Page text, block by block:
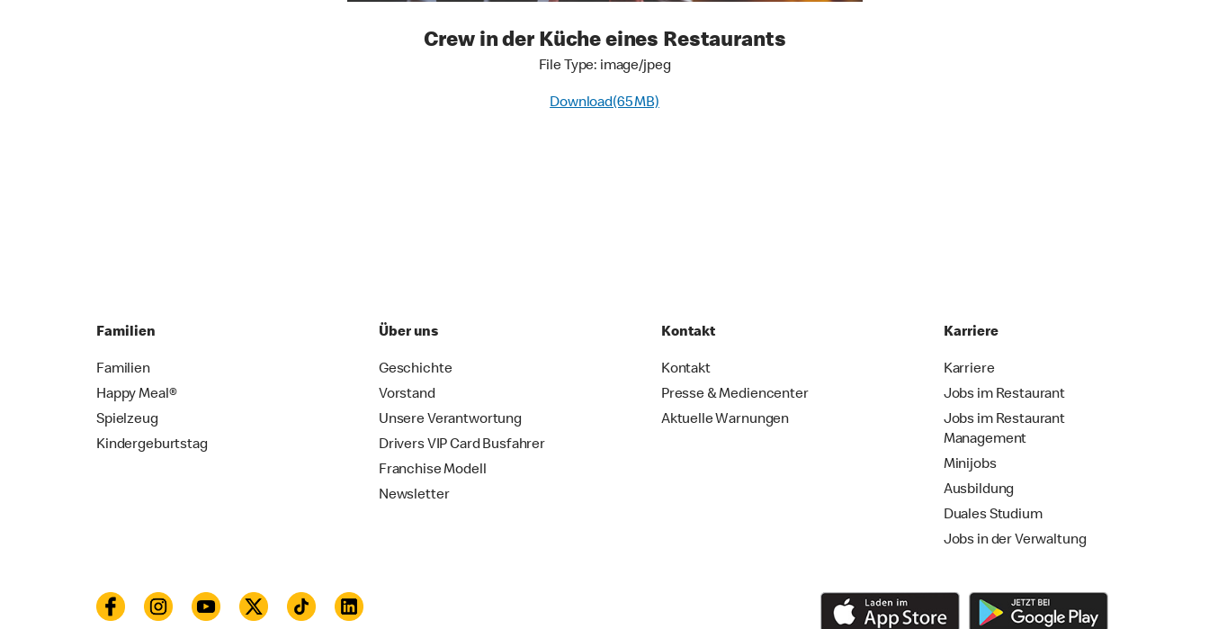
Crew in der Küche eines Restaurants
File Type: image/jpeg
Download(65 MB)
Familien
Familien
Happy Meal®
Spielzeug
Kindergeburtstag
Über uns
Geschichte
Vorstand
Unsere Verantwortung
Drivers VIP Card Busfahrer
Franchise Modell
Newsletter
Kontakt
Kontakt
Presse & Mediencenter
Aktuelle Warnungen
Karriere
Karriere
Jobs im Restaurant
Jobs im Restaurant
Management
Minijobs
Ausbildung
Duales Studium
Jobs in der Verwaltung